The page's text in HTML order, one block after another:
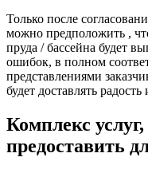
Только после
можно предположить ,
пруда / бассейна будет
ошибок, в полном
представлениями
будет доставлять
Комплекс
предоставить